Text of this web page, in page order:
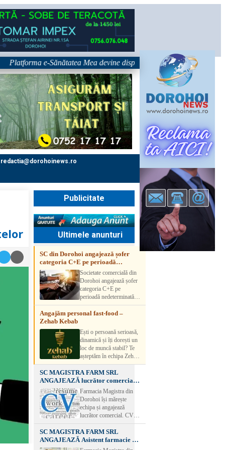
e-Sănătatea Mea devine disponibilă pe 1 septembrie:
redactia@dorohoinews.ro
Publicitate
Ultimele anunturi
SC din Dorohoi angajează șofer
categoria C+E pe perioadă
nedeterminatăSocietate comercială din
Dorohoi angajează șofer
categoria C+E pe
perioadă nedeterminată.
Candidatul trebuie să
aibă experiență și atestat
detalii, vă rog să sunați la
numărul de telefon.
Angajăm personal fast-food –
Zehab Kebab
Ești o persoană serioasă,
dinamică și îți dorești un
loc de muncă stabil? Te
așteptăm în echipa Zehab
Kebab! Posturi
disponibile: -
SHAORMAR AJUTOR
BUCATAR 2/posturi -
LUCRATOR
COMERCIAL
VANZATOR /2 posturi
muncă Program flexibil
Salariu motivant, în
funcție de experienț
SC MAGISTRA FARM SRL
ANGAJEAZĂ lucrător comercial –
DOROHOI
Farmacia Magistra din
Dorohoi își mărește
echipa și angajează
lucrător comercial. CV-
urile se pot depune: * la
sediul Farmaciei
Magistra – Bulevardul
Victoriei nr. 23, Dorohoi
SC MAGISTRA FARM SRL
ANGAJEAZĂ Asistent farmacie –
DOROHOI